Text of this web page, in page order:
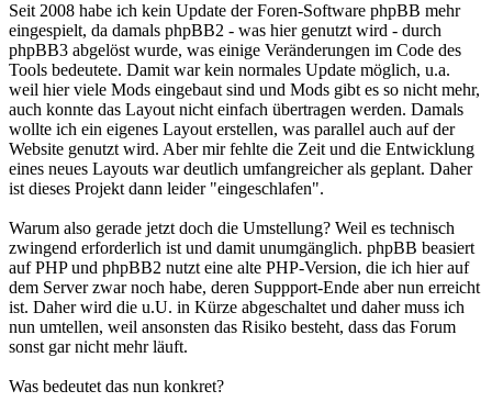
Seit 2008 habe ich kein Update der Foren-Software phpBB mehr
eingespielt, da damals phpBB2 - was hier genutzt wird - durch
phpBB3 abgelöst wurde, was einige Veränderungen im Code des
Tools bedeutete. Damit war kein normales Update möglich, u.a.
weil hier viele Mods eingebaut sind und Mods gibt es so nicht mehr,
auch konnte das Layout nicht einfach übertragen werden. Damals
wollte ich ein eigenes Layout erstellen, was parallel auch auf der
Website genutzt wird. Aber mir fehlte die Zeit und die Entwicklung
eines neues Layouts war deutlich umfangreicher als geplant. Daher
ist dieses Projekt dann leider "eingeschlafen".
Warum also gerade jetzt doch die Umstellung? Weil es technisch
zwingend erforderlich ist und damit unumgänglich. phpBB beasiert
auf PHP und phpBB2 nutzt eine alte PHP-Version, die ich hier auf
dem Server zwar noch habe, deren Suppport-Ende aber nun erreicht
ist. Daher wird die u.U. in Kürze abgeschaltet und daher muss ich
nun umtellen, weil ansonsten das Risiko besteht, dass das Forum
sonst gar nicht mehr läuft.
Was bedeutet das nun konkret?